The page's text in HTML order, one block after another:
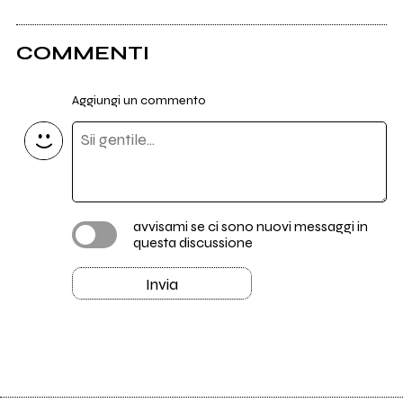
COMMENTI
Aggiungi un commento
avvisami se ci sono nuovi messaggi in
questa discussione
Invia